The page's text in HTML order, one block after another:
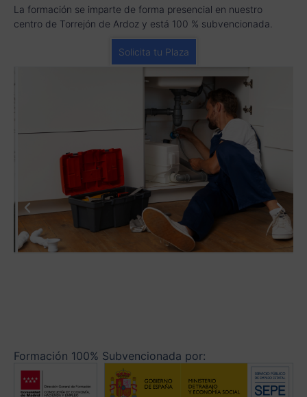
La formación se imparte de forma presencial en nuestro
centro de Torrejón de Ardoz y está 100 % subvencionada.
Solicita tu Plaza
Formación 100% Subvencionada por: